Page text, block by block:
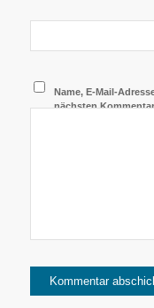
Name, E-Mail-
nächsten